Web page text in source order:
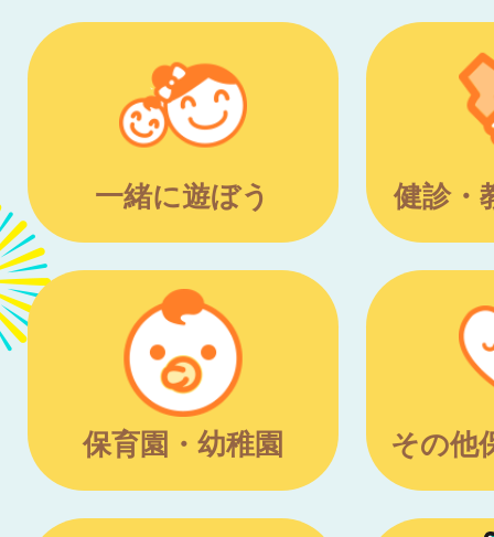
一緒に遊ぼう 健診・
保育園・幼稚園 その他